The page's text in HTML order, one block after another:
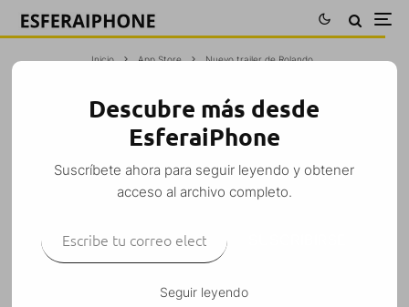
Inicio App Store Nuevo trailer de Rolando
NUEVO TRAILER DE ROLANDO
M. Alejandro W. García Fuentes (Esfera)
App Store
iPhone iPhone 3G Juegos Noticias · 25 noviembre, 2008
·
1 Minuto de lectura
es un juego del que ya hemos hablado en
Descubre más desde
EsferaiPhone
Suscríbete ahora para seguir leyendo y obtener
acceso al archivo completo.
Seguir leyendo